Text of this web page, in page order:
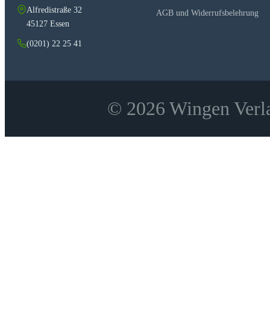
Alfredistraße 32
45127 Essen
(0201) 22 25 41
AGB und Widerrufsbelehrung
© 2026 Wingen